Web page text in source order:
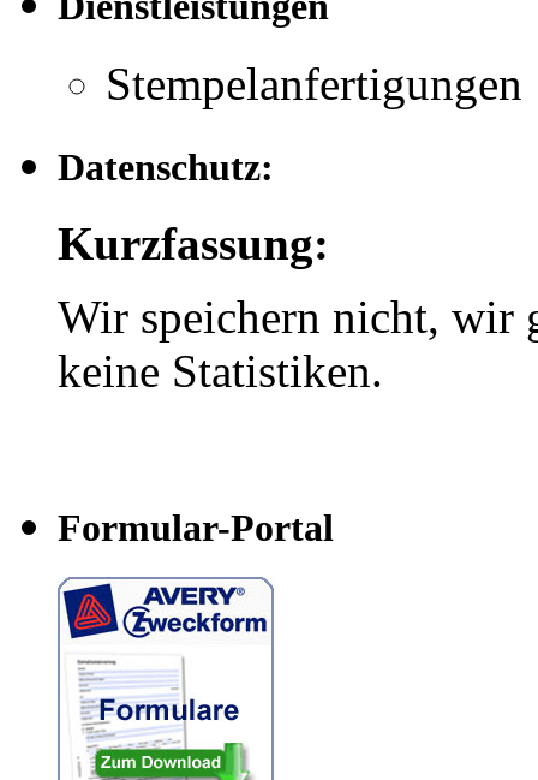
Stempelanfertigungen
Datenschutz:
Kurzfassung:
Wir speichern nicht, wir
keine Statistiken.
Formular-Portal